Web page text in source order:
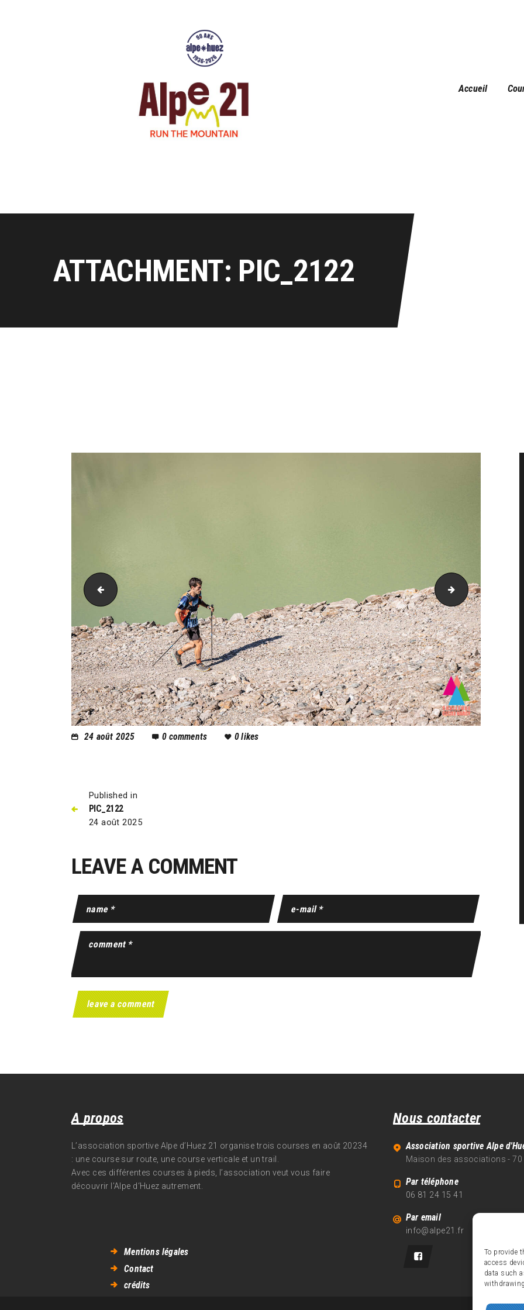
To provide
access
data such
Accueil
ATTACHMENT: PIC_2122
PIC_2120 PIC_2123
24 août 2025 0 comments 0likes
Published in
PIC_2122
24 août 2025
LEAVE A COMMENT
A propos
L’association sportive Alpe d’Huez 21 organise trois courses en août 20234
: une course sur route, une course verticale et un trail.
Avec ces différentes courses à pieds, l’association veut vous faire
découvrir l’Alpe d‘Huez autrement.
Nous contacter
Association sportive Alpe
Maison des associations - 70
Par téléphone
06 81 24 15 41
Par email
info@alpe21.fr
Mentions légales
Contact
crédits